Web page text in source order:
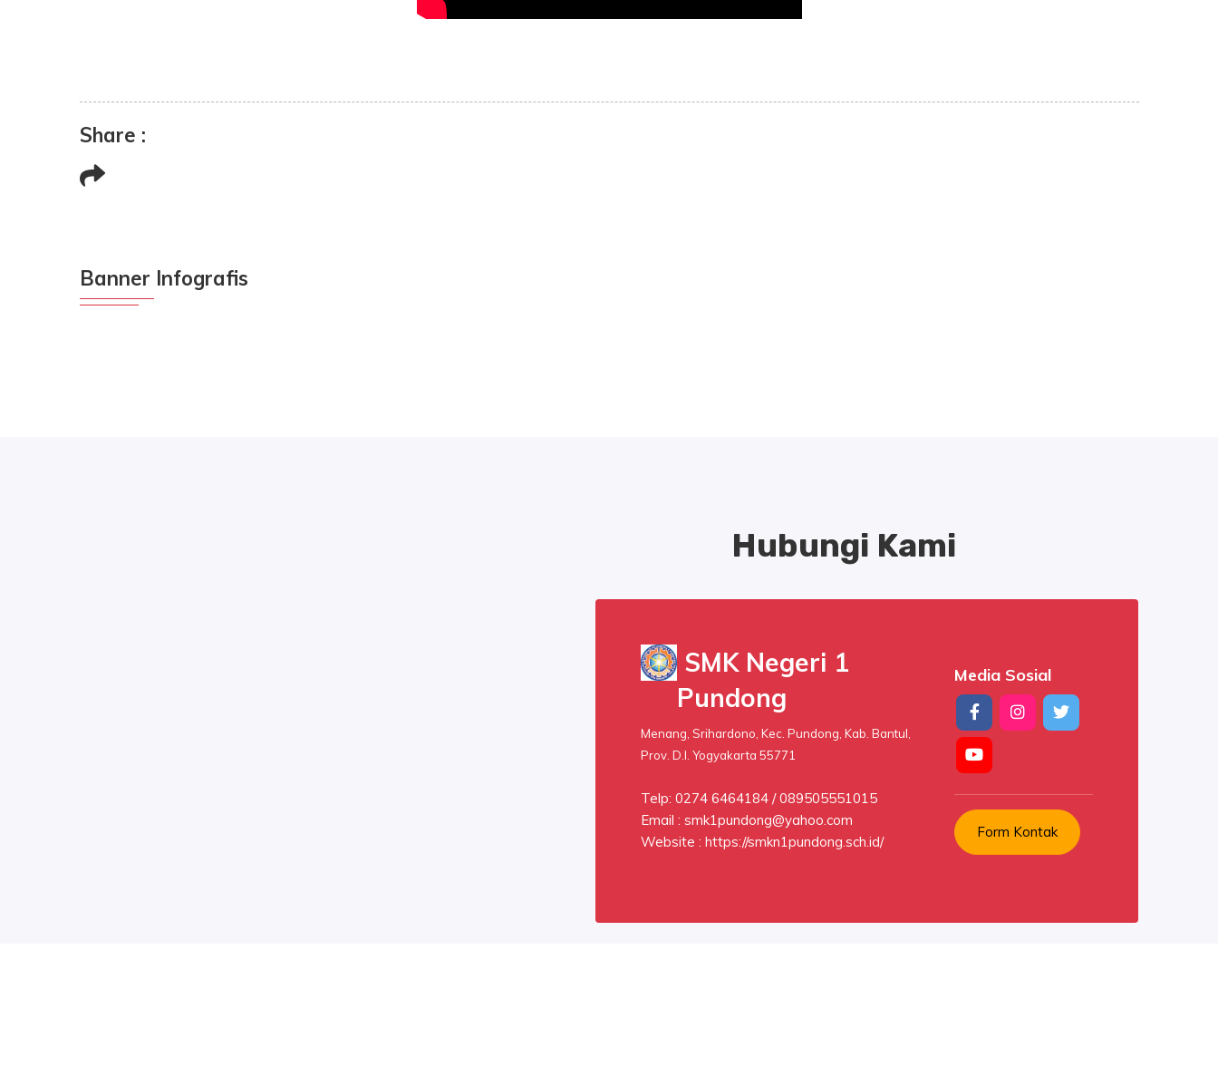
Share :
Banner Infografis
Hubungi Kami
SMK Negeri 1
Pundong
Menang, Srihardono, Kec. Pundong, Kab. Bantul,
Prov. D.I. Yogyakarta 55771
Telp: 0274 6464184 / 089505551015
Email : smk1pundong@yahoo.com
Website : https://smkn1pundong.sch.id/
Media Sosial
Form Kontak